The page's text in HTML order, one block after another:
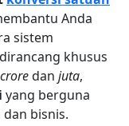
Anda
sistem
khusus
croredan juta,
yang berguna
dan bisnis.